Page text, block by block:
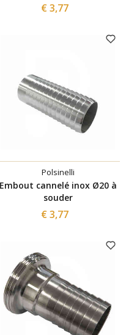
€ 3,77
Polsinelli
Embout cannelé inox Ø20 à
souder
€ 3,77